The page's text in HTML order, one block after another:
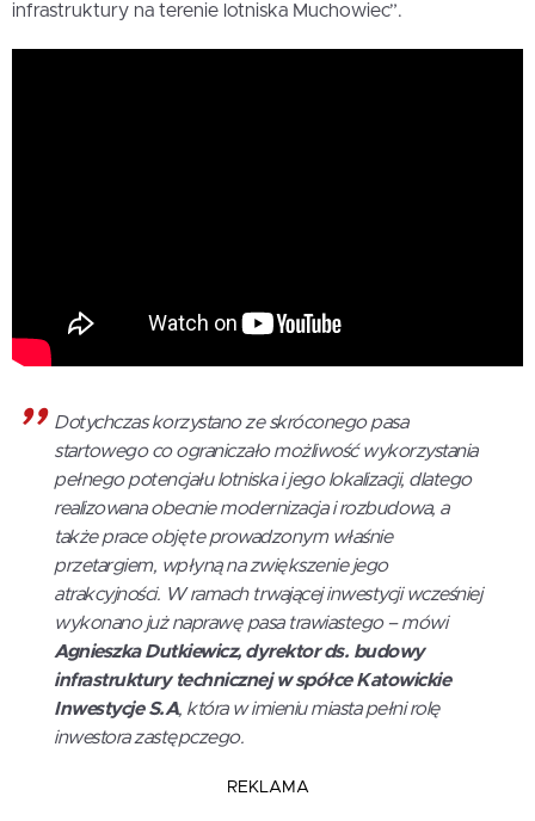
infrastruktury na terenie lotniska Muchowiec”.
Dotychczas korzystano ze skróconego pasa
startowego co ograniczało możliwość wykorzystania
pełnego potencjału lotniska i jego lokalizacji, dlatego
realizowana obecnie modernizacja i rozbudowa, a
także prace objęte prowadzonym właśnie
przetargiem, wpłyną na zwiększenie jego
atrakcyjności. W ramach trwającej inwestycji wcześniej
wykonano już naprawę pasa trawiastego – mówi
Agnieszka Dutkiewicz, dyrektor ds. budowy
infrastruktury technicznej w spółce Katowickie
Inwestycje S.A, która w imieniu miasta pełni rolę
inwestora zastępczego.
REKLAMA